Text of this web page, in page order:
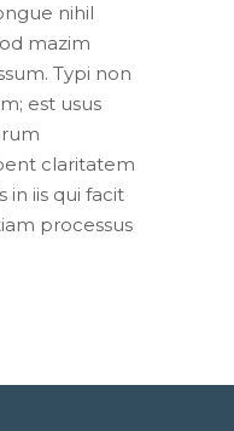
nihil
mazim
Typi non
est usus
claritatem
in iis qui facit
processus